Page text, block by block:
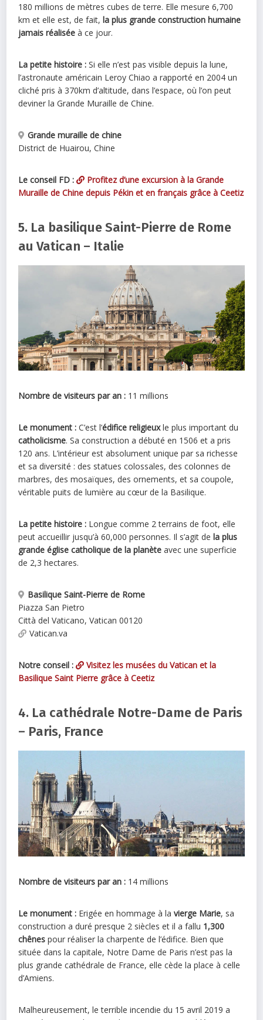
180 millions de mètres cubes de terre. Elle mesure 6,700
km et elle est, de fait,la plus grande construction humaine
jamais réalisée à ce jour.
La petite histoire : Si elle n’est pas visible depuis la lune,
l’astronaute américain Leroy Chiao a rapporté en 2004 un
cliché pris à 370km d’altitude, dans l’espace, où l’on peut
deviner la Grande Muraille de Chine.
Grande muraille de chine
District de Huairou, Chine
Le conseil FD :
Profitez d’une excursion à la Grande
Muraille de Chine depuis Pékin et en français grâce à Ceetiz
5. La basilique Saint-Pierre de Rome
au Vatican – Italie
Nombre de visiteurs par an : 11 millions
Le monument : C’est l’édifice religieuxle plus important du
catholicisme. Sa construction a débuté en 1506 et a pris
120 ans. L’intérieur est absolument unique par sa richesse
et sa diversité : des statues colossales, des colonnes de
marbres, des mosaïques, des ornements, et sa coupole,
véritable puits de lumière au cœur de la Basilique.
La petite histoire : Longue comme 2 terrains de foot, elle
peut accueillir jusqu’à 60,000 personnes. Il s’agit de la plus
grande église catholique de la planète avec une superficie
de 2,3 hectares.
Basilique Saint-Pierre de Rome
Piazza San Pietro
Città del Vaticano, Vatican 00120
Vatican.va
Notre conseil :
Visitez les musées du Vatican et la
Basilique Saint Pierre grâce à Ceetiz
4. La cathédrale Notre-Dame de Paris
– Paris, France
Nombre de visiteurs par an : 14 millions
Le monument : Erigée en hommage à lavierge Marie, sa
construction a duré presque 2 siècles et il a fallu 1,300
chênes pour réaliser la charpente de l’édifice. Bien que
située dans la capitale, Notre Dame de Paris n’est pas la
plus grande cathédrale de France, elle cède la place à celle
d’Amiens.
Malheureusement, le terrible incendie du 15 avril 2019 a